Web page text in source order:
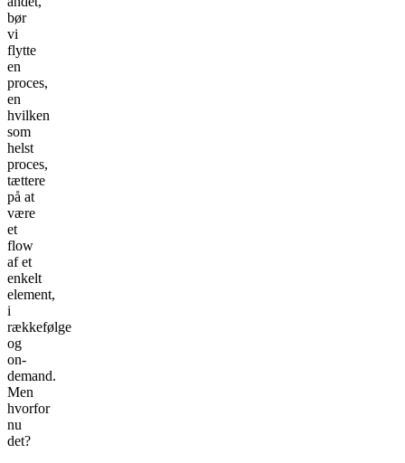
bør
vi
flytte
en
proces,
en
hvilken
som
helst
proces,
tættere
på at
være
et
flow
af et
enkelt
element,
i
rækkefølge
og
on-
demand.
Men
hvorfor
nu
det?